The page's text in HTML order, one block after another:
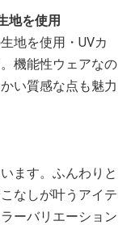
地を使用
地を使用・UVカ
機能性ウェアなの
い質感な点も魅力
ます。ふんわりと
なしが叶うアイテ
ーバリエーション